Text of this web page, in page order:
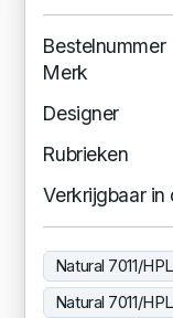
Bestelnummer
Merk
Designer
Rubrieken
Verkrijgbaar in
Natural 7011/
Natural 7011/